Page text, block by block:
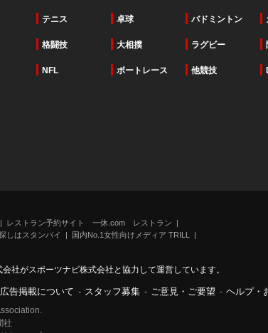
テニス 卓球 バドミントン
格闘技 大相撲 ラグビー
NFL ボートレース 他競技
レストラン予約サイト 一休.com レストラン
しはスタンバイ
国内No.1女性向けメディア TRILL
社がスポーツナビ株式会社と協力して運営しています。
広告掲載について - スタッフ募集 - ご意見・ご要望 - ヘルプ・
社